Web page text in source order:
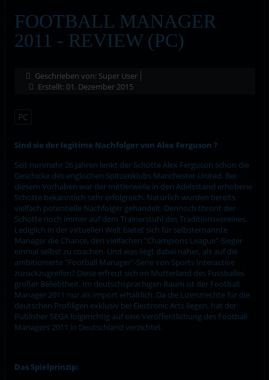
FOOTBALL MANAGER
2011 - REVIEW (PC)
Geschrieben von: Super User
Erstellt: 01. Dezember 2015
PC
Sind sie der legitime Nachfolger von Alex Ferguson ?
Seit nunmehr 26 Jahren lenkt der Schotte Alex Ferguson schon die
Geschicke des englischen Spitzenklubs Manchester United. Bei
diesem Vorhaben war der mittlerweile in den Adelsstand erhobene
Schotte bekanntlich sehr erfolgreich. Natürlich wurden bereits
vielfach potentielle Nachfolger gehandelt. Dennoch thront der
Schotte noch immer auf dem Trainerstuhl des Traditionsvereines.
Lediglich in der virtuellen Welt bietet sich für selbsternannte
Manager die Chance, den vielfachen "Champions League"-Sieger
einmal selbst zu coachen. Und was liegt dabei näher, als auf die
ambitionierte "Football Manager"-Serie von Sports Interactive
zurückzugreifen? Diese erfreut sich im Mutterland des Fussballes
großer Beliebtheit. Im deutschsprachigen Raum ist der Football
Manager 2011 nur als Import erhältlich. Da die Lizenzrechte für die
deutschen Profiligen exklusiv bei Electronic Arts liegen, hat der
Publisher SEGA folgerichtig auf eine Veröffentlichung des Football
Managers 2011 in Deutschland verzichtet.
Das Spielprinzip: